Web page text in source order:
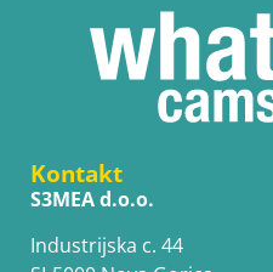
Kontakt
S3MEA d.o.o.
Industrijska c. 44